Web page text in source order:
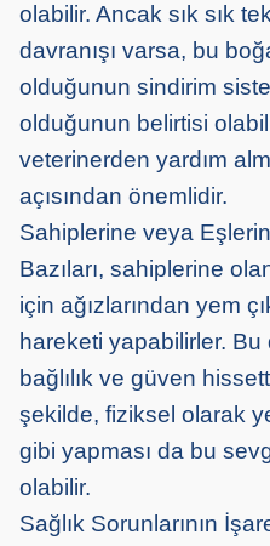
olabilir. Ancak sık sık
davranışı varsa, bu
olduğunun sindirim
olduğunun belirtisi
veterinerden yardım
açısından önemlidir.
Sahiplerine veya
Bazıları, sahiplerine
için ağızlarından yem
hareketi yapabilirler. Bu
bağlılık ve güven
şekilde, fiziksel olarak
gibi yapması da bu
olabilir.
Sağlık Sorunlarının